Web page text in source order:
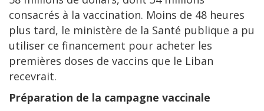
consacrés à la vaccination. Moins de 48 heures
plus tard, le ministère de la Santé publique a pu
utiliser ce financement pour acheter les
premières doses de vaccins que le Liban
recevrait.
Préparation de la campagne vaccinale